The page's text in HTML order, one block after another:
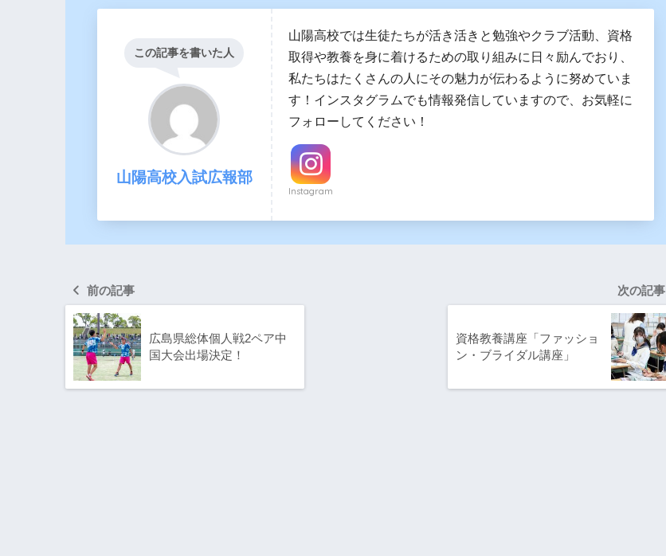
この記事を書いた人
山陽高校入試広報部
山陽高校では生徒たちが活き活きと勉強やクラブ活動、資格
取得や教養を身に着けるための取り組みに日々励んでおり、
私たちはたくさんの人にその魅力が伝わるように努めていま
す！インスタグラムでも情報発信していますので、お気軽に
フォローしてください！
Instagram
前の記事
広島県総体個人戦2ペア中
国大会出場決定！
次の記事
資格教養講座「ファッショ
ン・ブライダル講座」